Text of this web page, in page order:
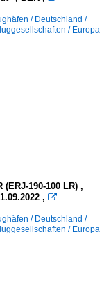
/ Deutschland /
/ Europa
190-100 LR) ,
, 
/ Deutschland /
/ Europa